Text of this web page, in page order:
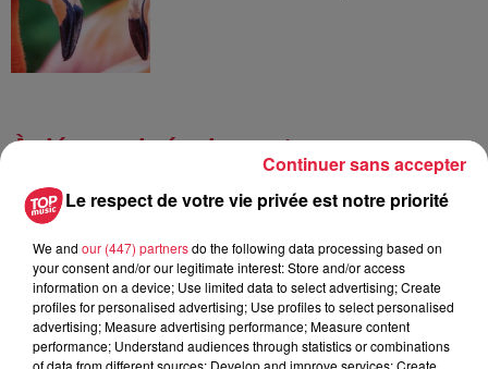
À découvrir également
Le respect de votre vie privée est notre priorité
We and our (447) partnersdo the following data processing based on
your consent and/or our legitimate interest: Store and/or access
information on a device; Use limited data to select advertising; Create
profiles for personalised advertising; Use profiles to select personalised
advertising; Measure advertising performance; Measure content
performance; Understand audiences through statistics or combinations
of data from different sources; Develop and improve services; Create
Continuer sans accepter